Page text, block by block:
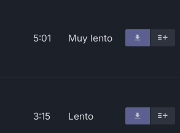
5:01 Muy lento
3:15 Lento